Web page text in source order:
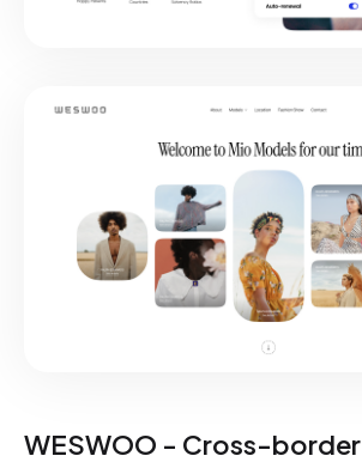
WESWOO - Cross-border